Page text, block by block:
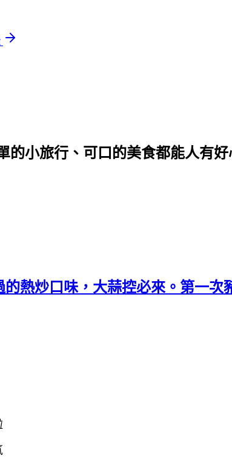
的小旅行、可口的美食都能人有
的熱炒口味，大蒜控必來。第一次